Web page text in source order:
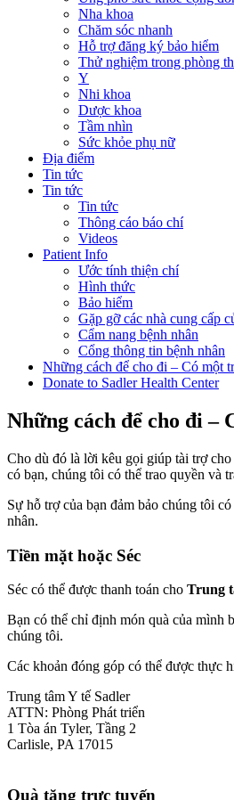
Nha khoa
Chăm sóc nhanh
Hỗ trợ đăng ký bảo hiểm
Thử nghiệm trong phòng
Y
Nhi khoa
Dược khoa
Tầm nhìn
Sức khỏe phụ nữ
Địa điểm
Tin tức
Tin tức
Tin tức
Thông cáo báo chí
Videos
Patient Info
Ước tính thiện chí
Hình thức
Bảo hiểm
Gặp gỡ các nhà cung cấp
Cẩm nang bệnh nhân
Cổng thông tin bệnh nhân
Những cách để cho đi – Có một
Donate to Sadler Health Center
Những cách để cho đi –
Cho dù đó là lời kêu gọi giúp tài trợ
có bạn, chúng tôi có thể trao quyền và
Sự hỗ trợ của bạn đảm bảo chúng tôi
nhân.
Tiền mặt hoặc Séc
Séc có thể được thanh toán cho Trung
Bạn có thể chỉ định món quà của mình
chúng tôi.
Các khoản đóng góp có thể được thực
Trung tâm Y tế Sadler
ATTN: Phòng Phát triển
1 Tòa án Tyler, Tầng 2
Carlisle, PA 17015
Quà tặng trực tuyến